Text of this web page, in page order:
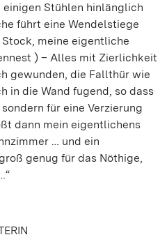
Stühlen hinlänglich
führt eine Wendelstiege
meine eigentliche
) – Alles mit Zierlichkeit
gewunden, die Fallthür wie
in die Wand fugend, so dass
für eine Verzierung
dann mein eigentlichens
… und ein
genug für das Nöthige,